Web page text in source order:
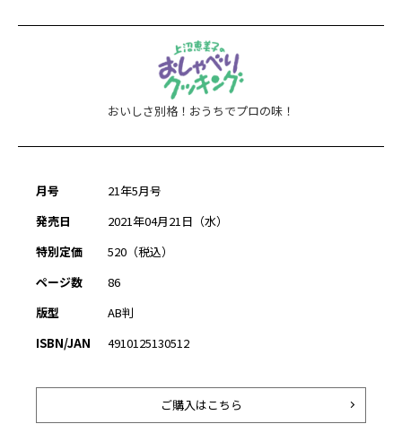
おいしさ別格！おうちでプロの味！
月号
21年5月号
発売日
2021年04月21日（水）
特別定価
520（税込）
ページ数
86
版型
AB判
ISBN/JAN
4910125130512
ご購入はこちら